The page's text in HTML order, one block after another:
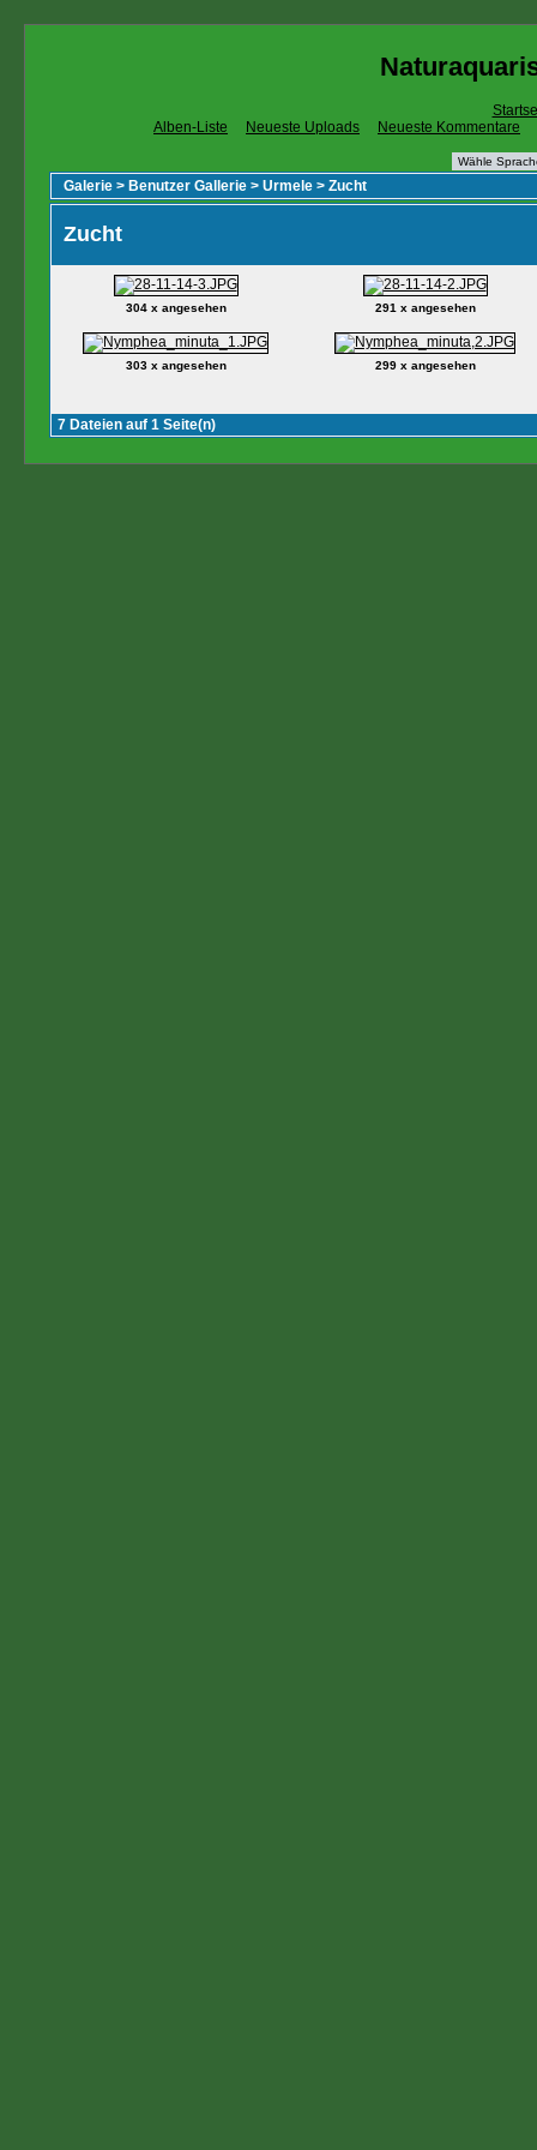
Alben-Liste
Neueste Uploads Neueste Kommentare
Galerie > Benutzer Gallerie > Urmele > Zucht
Zucht
304 x angesehen 291 x angesehen
303 x angesehen 299 x angesehen
7 Dateien auf 1 Seite(n)